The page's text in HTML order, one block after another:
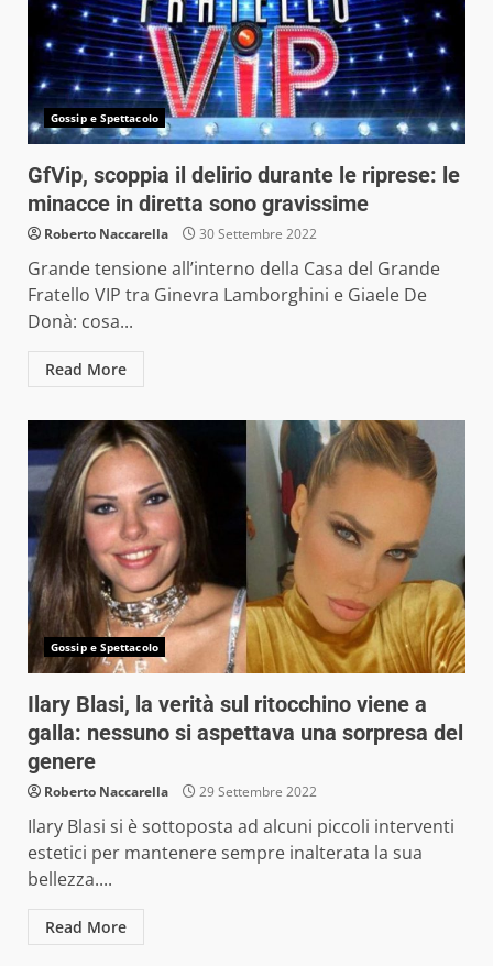
Gossip e Spettacolo
GfVip, scoppia il delirio durante le riprese: le
minacce in diretta sono gravissime
Roberto Naccarella 30 Settembre 2022
Grande tensione all’interno della Casa del Grande
Fratello VIP tra Ginevra Lamborghini e Giaele De
Donà: cosa...
Read More
Gossip e Spettacolo
Ilary Blasi, la verità sul ritocchino viene a
galla: nessuno si aspettava una sorpresa del
genere
Roberto Naccarella 29 Settembre 2022
Ilary Blasi si è sottoposta ad alcuni piccoli interventi
estetici per mantenere sempre inalterata la sua
bellezza....
Read More